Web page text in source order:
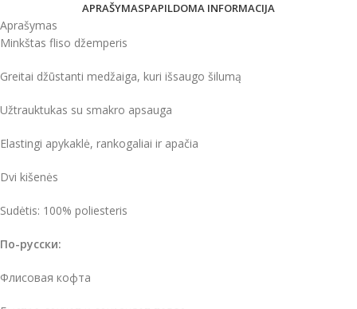
APRAŠYMASPAPILDOMA INFORMACIJA
Aprašymas
Minkštas fliso džemperis
Greitai džūstanti medžaiga, kuri išsaugo šilumą
Užtrauktukas su smakro apsauga
Elastingi apykaklė, rankogaliai ir apačia
Dvi kišenės
Sudėtis: 100% poliesteris
По-русски:
Флисовая кофта